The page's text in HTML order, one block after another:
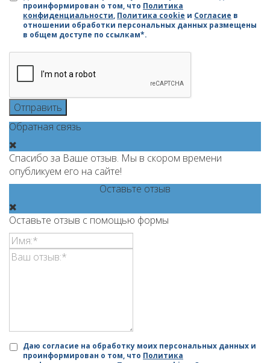
проинформирован о том, что Политика
конфиденциальности, Политика cookie и Согласие в
отношении обработки персональных данных размещены
в общем доступе по ссылкам*.
Отправить
Обратная связь
Спасибо за Ваше отзыв. Мы в скором времени
опубликуем его на сайте!
Оставьте отзыв
Оставьте отзыв с помощью формы
Даю согласие на обработку моих персональных данных и
проинформирован о том, что Политика